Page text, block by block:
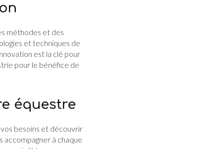
méthodes et des
et techniques de
est la clé pour
pour le bénéfice de
équestre
besoins et découvrir
à chaque